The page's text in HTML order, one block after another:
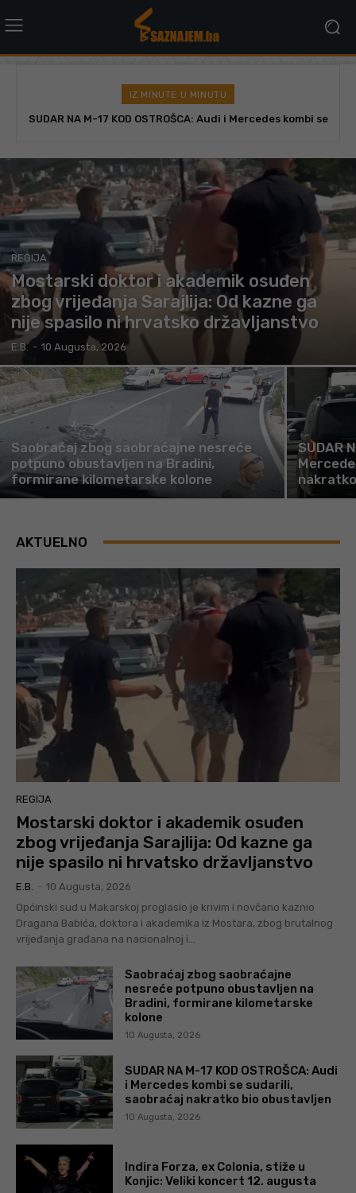
IZ MINUTE U MINUTU
Indira Forza, ex Colonia, stiže u Konjic: Veliki koncert 12.
REGIJA
Mostarski doktor i akademik osuđen
zbog vrijeđanja Sarajlija: Od kazne ga
nije spasilo ni hrvatsko državljanstvo
E.B. - 10 Augusta, 2026
Saobraćaj zbog saobraćajne nesreće
potpuno obustavljen na Bradini,
formirane kilometarske kolone
SUDAR
AKTUELNO
REGIJA
Mostarski doktor i akademik osuđen
zbog vrijeđanja Sarajlija: Od kazne ga
nije spasilo ni hrvatsko državljanstvo
E.B.
10 Augusta, 2026
Općinski sud u Makarskoj proglasio je krivim i novčano kaznio
Dragana Babića, doktora i akademika iz Mostara, zbog brutalnog
vrijeđanja građana na nacionalnoj i...
Saobraćaj zbog saobraćajne
nesreće potpuno obustavljen na
Bradini, formirane kilometarske
kolone
10 Augusta, 2026
SUDAR NA M-17 KOD OSTROŠCA: Audi
i Mercedes kombi se sudarili,
saobraćaj nakratko bio obustavljen
10 Augusta, 2026
Indira Forza, ex Colonia, stiže u
Konjic: Veliki koncert 12. augusta